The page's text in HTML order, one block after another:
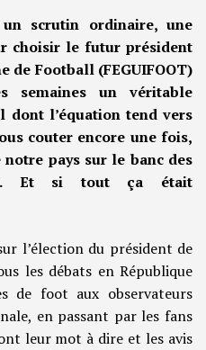
scrutin ordinaire, une
choisir le futur président
de Football (FEGUIFOOT)
semaines un véritable
dont l’équation tend vers
couter encore une fois,
pays sur le banc des
Et si tout ça était
l’élection du président de
les débats en République
de foot aux observateurs
en passant par les fans
leur mot à dire et les avis